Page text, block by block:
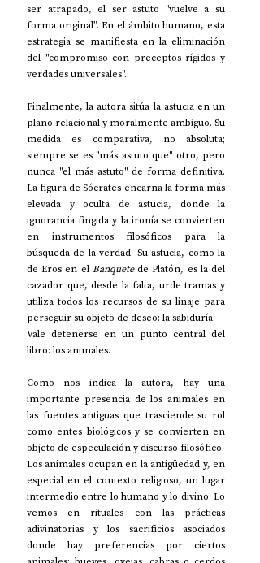
ser atrapado, el ser astuto "vuelve a su
forma original”. En el ámbito humano, esta
estrategia se manifiesta en la eliminación
del "compromiso con preceptos rígidos y
verdades universales".
Finalmente, la autora sitúa la astucia en un
plano relacional y moralmente ambiguo. Su
medida es comparativa, no absoluta;
siempre se es "más astuto que" otro, pero
nunca "el más astuto" de forma definitiva.
La figura de Sócrates encarna la forma más
elevada y oculta de astucia, donde la
ignorancia fingida y la ironía se convierten
en instrumentos filosóficos para la
búsqueda de la verdad. Su astucia, como la
de Eros en el Banquete de Platón, es la del
cazador que, desde la falta, urde tramas y
utiliza todos los recursos de su linaje para
perseguir su objeto de deseo: la sabiduría.
Vale detenerse en un punto central del
libro: los animales.
Como nos indica la autora, hay una
importante presencia de los animales en
las fuentes antiguas que trasciende su rol
como entes biológicos y se convierten en
objeto de especulación y discurso filosófico.
Los animales ocupan en la antigüedad y, en
especial en el contexto religioso, un lugar
intermedio entre lo humano y lo divino. Lo
vemos en rituales con las prácticas
adivinatorias y los sacrificios asociados
donde hay preferencias por ciertos